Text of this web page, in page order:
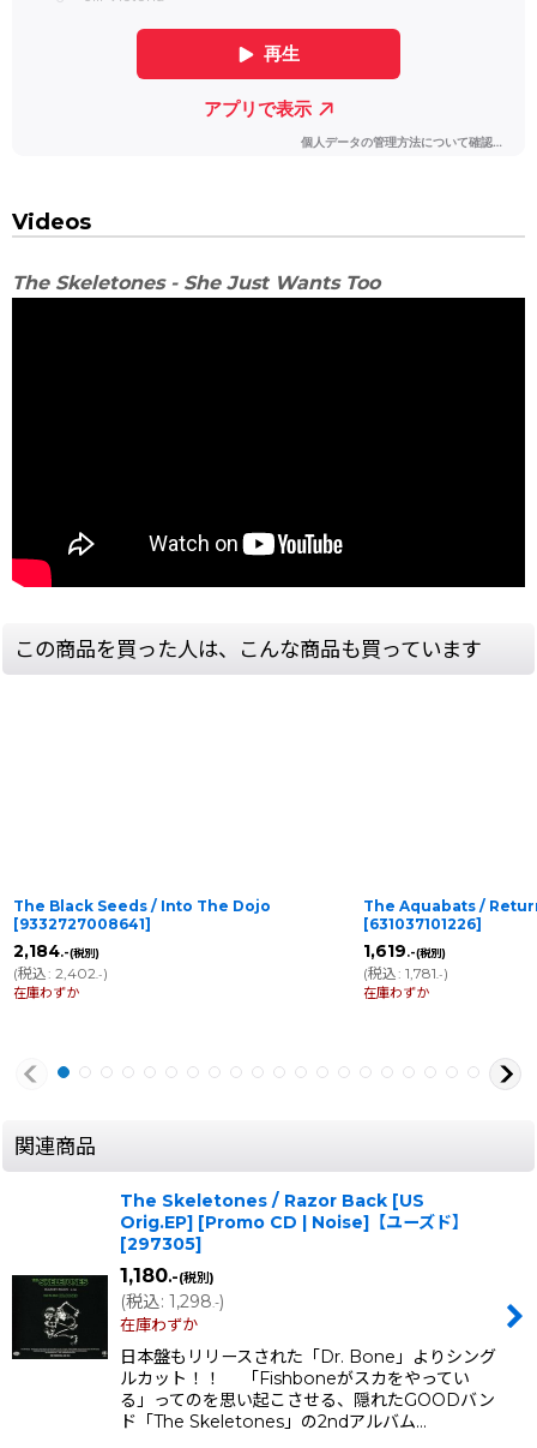
Videos
The Skeletones - She Just Wants Too
この商品を買った人は、こんな商品も買っています
The Black Seeds / Into The Dojo
[9332727008641]
2,184.-(税別)
(税込: 2,402 .-)
在庫わずか
The Aquabats /
[631037101226]
1,619.-(税別)
(税込: 1,781 .-)
在庫わずか
関連商品
The Skeletones / Razor Back [US
Orig.EP] [Promo CD | Noise]【ユーズド】
[297305]
1,180.-(税別)
(税込: 1,298.-)
在庫わずか
日本盤もリリースされた「Dr. Bone」よりシング
ルカット！！ 「Fishboneがスカをやってい
る」ってのを思い起こさせる、隠れたGOODバン
ド「The Skeletones」の2ndアルバム…